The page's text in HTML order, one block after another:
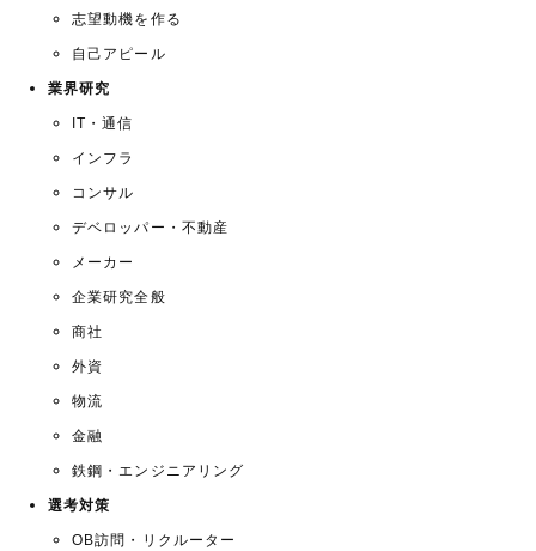
志望動機を作る
自己アピール
業界研究
IT・通信
インフラ
コンサル
デベロッパー・不動産
メーカー
企業研究全般
商社
外資
物流
金融
鉄鋼・エンジニアリング
選考対策
OB訪問・リクルーター